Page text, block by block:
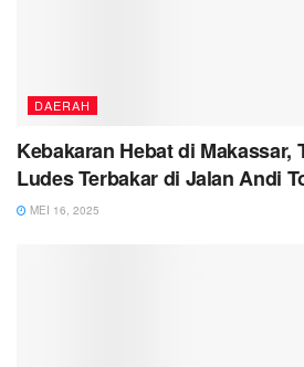
DAERAH
Kebakaran Hebat di Makassar,
Ludes Terbakar di Jalan Andi
MEI 16, 2025